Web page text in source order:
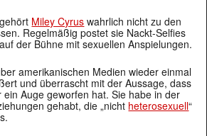
gehört Miley Cyrus wahrlich nicht zu den
Regelmäßig postet sie Nackt-Selfies
der Bühne mit sexuellen Anspielungen.
amerikanischen Medien wieder einmal
und überrascht mit der Aussage, dass
Auge geworfen hat. Sie habe in der
gehabt, die „nicht heterosexuell“